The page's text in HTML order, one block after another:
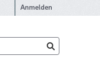
Anmelden